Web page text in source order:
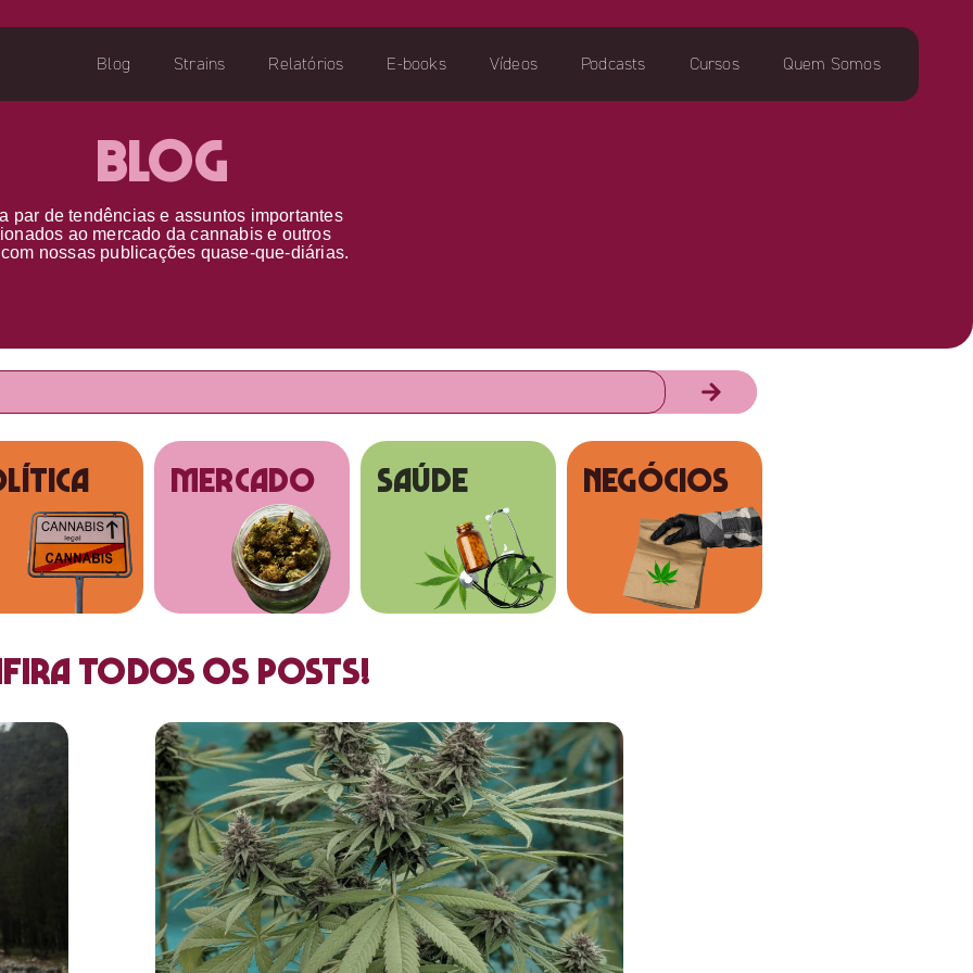
Blog Strains Relatórios E-books Vídeos Podcasts Cursos Quem Somos
Blog
par detendências e assuntos importantes
ao mercado da cannabis e outros
com nossas publicações quase-que-diárias.
MERCADO SAÚDE NEGÓCIOS
todos os posts!